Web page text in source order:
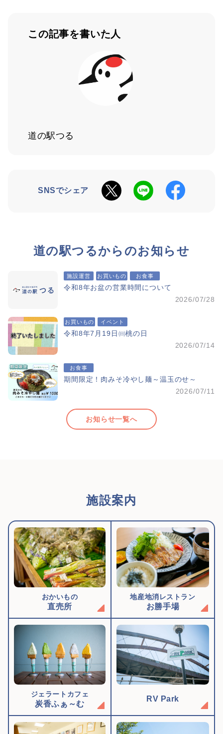
この記事を書いた人
道の駅つる
SNSでシェア
道の駅つるからのお知らせ
施設運営 お買いもの お食事
令和8年お盆の営業時間について
2026/07/28
お買いもの イベント
令和8年7月19日㈰桃の日
2026/07/14
お食事
期間限定！肉みそ冷やし麺～温玉のせ～
2026/07/11
お知らせ一覧へ
施設案内
おかいもの
直売所
地産地消レストラン
お勝手場
ジェラートカフェ
炭香ふぁ～む
RV Park